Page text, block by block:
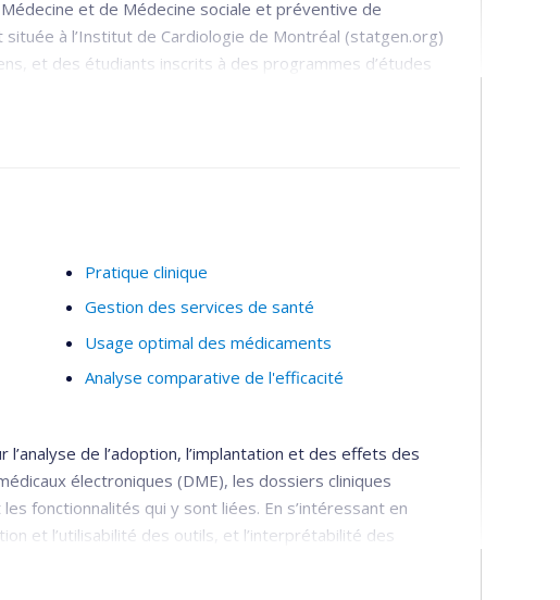
et de Médecine sociale et préventive de
à l’Institut de Cardiologie de Montréal (statgen.org)
et des étudiants inscrits à des programmes d’études
biomédicales et pharmacologie.
et le diabète ainsi que la réponse aux
larges jeux de données génomiques et protéomiques
participants).
Pratique clinique
Gestion des services de santé
Usage optimal des médicaments
Analyse comparative de l'efficacité
de l’adoption, l’implantation et des effets des
électroniques (DME), les dossiers cliniques
fonctionnalités qui y sont liées. En s’intéressant en
et l’utilisabilité des outils, et l’interprétabilité des
de soin des patients. Le tout dans une perspective de
gestionnaire et de recherche. Mes travaux